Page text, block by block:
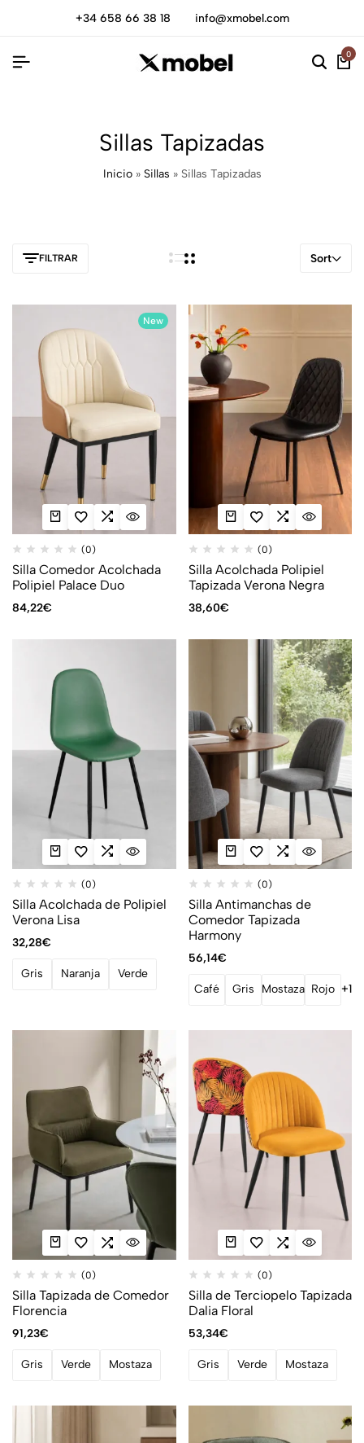
+34 658 66 38 18 info@xmobel.com
0
Sillas Tapizadas
Inicio» Sillas » Sillas Tapizadas
FILTRAR Sort
New
(0)
Silla Comedor Acolchada
Polipiel Palace Duo
84,22€
(0)
Silla Acolchada Polipiel
Tapizada Verona Negra
38,60€
(0)
Silla Acolchada de Polipiel
Verona Lisa
32,28€
Gris Naranja Verde
(0)
Silla Antimanchas de
Comedor Tapizada
Harmony
56,14€
Café Gris Mostaza Rojo +1
(0)
Silla Tapizada de Comedor
Florencia
91,23€
Gris Verde Mostaza
(0)
Silla de Terciopelo Tapizada
Dalia Floral
53,34€
Gris Verde Mostaza